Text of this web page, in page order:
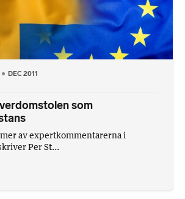
DEC 2011
som
av expertkommentarerna i
Per St...